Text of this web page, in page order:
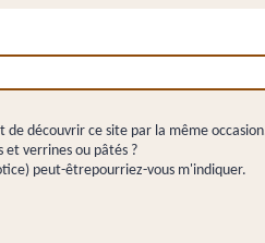
de découvrir ce site par la même
et verrines ou pâtés ?
peut-êtrepourriez-vous m'indiquer.